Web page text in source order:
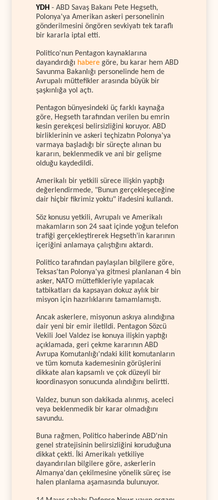
YDH - ABD Savaş Bakanı Pete Hegseth,
Polonya'ya Amerikan askeri personelinin
gönderilmesini öngören sevkiyatı tek taraflı
bir kararla iptal etti.
Politico'nun Pentagon kaynaklarına
dayandırdığı habere göre, bu karar hem ABD
Savunma Bakanlığı personelinde hem de
Avrupalı müttefikler arasında büyük bir
şaşkınlığa yol açtı.
Pentagon bünyesindeki üç farklı kaynağa
göre, Hegseth tarafından verilen bu emrin
kesin gerekçesi belirsizliğini koruyor. ABD
birliklerinin ve askeri teçhizatın Polonya'ya
varmaya başladığı bir süreçte alınan bu
kararın, beklenmedik ve ani bir gelişme
olduğu kaydedildi.
Amerikalı bir yetkili sürece ilişkin yaptığı
değerlendirmede, "Bunun gerçekleşeceğine
dair hiçbir fikrimiz yoktu" ifadesini kullandı.
Söz konusu yetkili, Avrupalı ve Amerikalı
makamların son 24 saat içinde yoğun telefon
trafiği gerçekleştirerek Hegseth’in kararının
içeriğini anlamaya çalıştığını aktardı.
Politico tarafından paylaşılan bilgilere göre,
Teksas'tan Polonya'ya gitmesi planlanan 4 bin
asker, NATO müttefikleriyle yapılacak
tatbikatları da kapsayan dokuz aylık bir
misyon için hazırlıklarını tamamlamıştı.
Ancak askerlere, misyonun askıya alındığına
dair yeni bir emir iletildi. Pentagon Sözcü
Vekili Joel Valdez ise konuya ilişkin yaptığı
açıklamada, geri çekme kararının ABD
Avrupa Komutanlığı'ndaki kilit komutanların
ve tüm komuta kademesinin görüşlerini
dikkate alan kapsamlı ve çok düzeyli bir
koordinasyon sonucunda alındığını belirtti.
Valdez, bunun son dakikada alınmış, aceleci
veya beklenmedik bir karar olmadığını
savundu.
Buna rağmen, Politico haberinde ABD'nin
genel stratejisinin belirsizliğini koruduğuna
dikkat çekti. İki Amerikalı yetkiliye
dayandırılan bilgilere göre, askerlerin
Almanya'dan çekilmesine yönelik süreç ise
halen planlama aşamasında bulunuyor.